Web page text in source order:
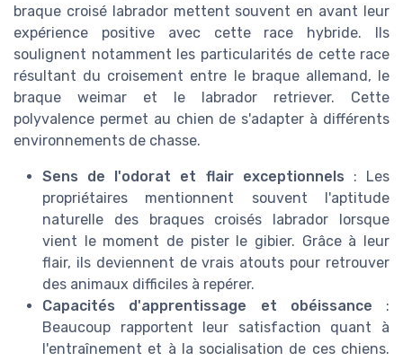
braque croisé labrador mettent souvent en avant leur
expérience positive avec cette race hybride. Ils
soulignent notamment les particularités de cette race
résultant du croisement entre le braque allemand, le
braque weimar et le labrador retriever. Cette
polyvalence permet au chien de s'adapter à différents
environnements de chasse.
Sens de l'odorat et flair exceptionnels : Les
propriétaires mentionnent souvent l'aptitude
naturelle des braques croisés labrador lorsque
vient le moment de pister le gibier. Grâce à leur
flair, ils deviennent de vrais atouts pour retrouver
des animaux difficiles à repérer.
Capacités d'apprentissage et obéissance :
Beaucoup rapportent leur satisfaction quant à
l'entraînement et à la socialisation de ces chiens.